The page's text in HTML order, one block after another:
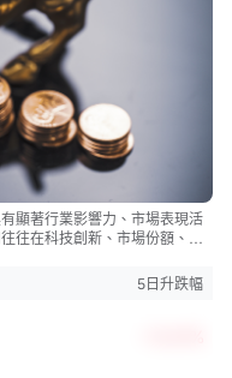
顯著行業影響力、市場表現活
往在科技創新、市場份額、品
影響。
5日升跌幅